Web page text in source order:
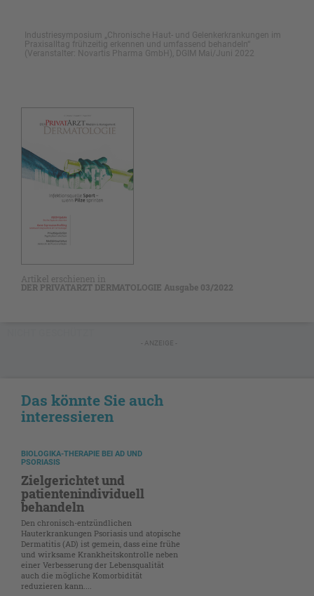
Industriesymposium „Chronische Haut- und Gelenkerkrankungen im
Praxisalltag frühzeitig erkennen und umfassend behandeln“
(Veranstalter: Novartis Pharma GmbH), DGIM Mai/Juni 2022
Artikel erschienen in
DER PRIVATARZT DERMATOLOGIE Ausgabe 03/2022
- ANZEIGE -
Das könnte Sie auch
interessieren
BIOLOGIKA-THERAPIE BEI AD UND
PSORIASIS
Zielgerichtet und
patientenindividuell
behandeln
Den chronisch-entzündlichen
Hauterkrankungen Psoriasis und atopische
Dermatitis (AD) ist gemein, dass eine frühe
und wirksame Krankheitskontrolle neben
einer Verbesserung der Lebensqualität
auch die mögliche Komorbidität
reduzieren kann....